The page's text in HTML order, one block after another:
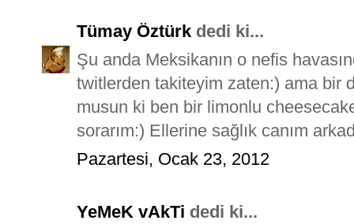
Tümay Öztürk dedi ki...
Şu anda Meksikanın o nefis
twitlerden takiteyim zaten:) ama bir
musun ki ben bir limonlu
sorarım:) Ellerine sağlık canım
Pazartesi, Ocak 23, 2012
YeMeK vAkTi dedi ki...